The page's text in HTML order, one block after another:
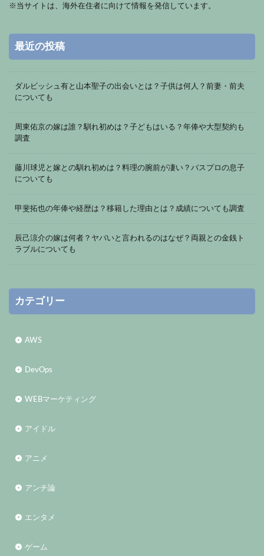
※ 当サイトは、海外在住者に向けて情報を発信しています。
最近の投稿
ダルビッシュ有と山本聖子の出会いとは？子供は何人？前妻・前夫
についても
周東佑京の嫁は誰？馴れ初めは？子どもはいる？年俸や大型契約も
調査
藤川球児と嫁との馴れ初めは？料理の腕前が凄い？バスプロの息子
についても
甲斐拓也の年俸や経歴は？移籍した理由とは？成績についても調査
辰己涼介の嫁は何者？ヤバいと言われるのはなぜ？両親との金銭ト
ラブルについても
カテゴリー
AWS
DevOps
WEBマーケティング
アイドル
アニメ
アンチ論
エンタメ
ゲーム